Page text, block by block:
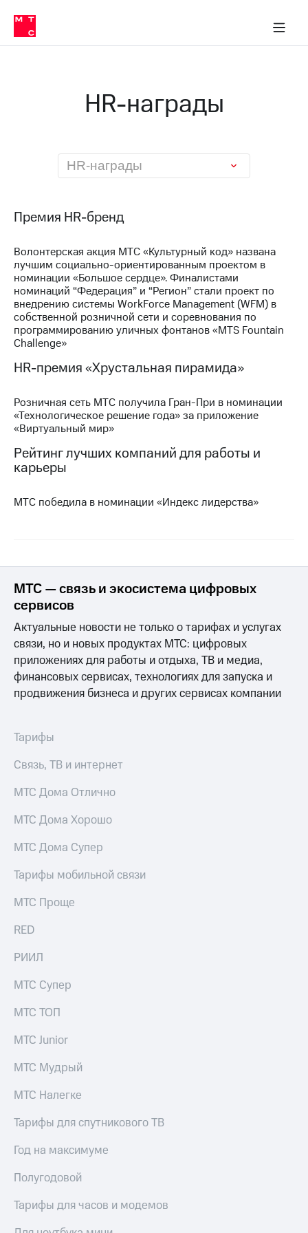
Медиа-центр
и акционерам
Устойчивое развитие
Комплаенс и деловая этика
компании
Карьера
Руководство
Правовая
информация
Контакты
Медиа-центр
Пресс-
релизы
МТС
о технологиях
Достижения
Интервью
Финансовая
отчетность
Контакты
в
управление
Корпоративный
секретарь
информации
Информация
акционерам
Документы
ПАО
"МТС"
акционера
Акционерный
капитал
и
аудит
Рынок
акций
Описание
приобретения
облигаций
Описание
Уведомление
погашении
именных
облигаций
Другое
Регистратор
Контакты
деловая этика
На главную
в МТС
МТС
о технологиях
HR-награды
HR-награды
Премия HR-бренд
Волонтерская акция МТС «Культурный код» названа
лучшим социально-ориентированным проектом в
номинации «Большое сердце». Финалистами
номинаций “Федерация” и “Регион” стали проект по
внедрению системы WorkForce Management (WFM) в
собственной розничной сети и соревнования по
программированию уличных фонтанов «MTS Fountain
Challenge»
HR-премия «Хрустальная пирамида»
Розничная сеть МТС получила Гран-При в номинации
«Технологическое решение года» за приложение
«Виртуальный мир»
Рейтинг лучших компаний для работы и
карьеры
МТС победила в номинации «Индекс лидерства»
МТС — связь и экосистема цифровых
сервисов
Актуальные новости не только о тарифах и услугах
связи, но и новых продуктах МТС: цифровых
приложениях для работы и отдыха, ТВ и медиа,
финансовых сервисах, технологиях для запуска и
продвижения бизнеса и других сервисах компании
Тарифы
Связь, ТВ и интернет
МТС Дома Отлично
МТС Дома Хорошо
МТС Дома Супер
Тарифы мобильной связи
МТС Проще
RED
РИИЛ
МТС Супер
МТС ТОП
МТС Junior
МТС Мудрый
МТС Налегке
Тарифы для спутникового ТВ
Год на максимуме
Полугодовой
Тарифы для часов и модемов